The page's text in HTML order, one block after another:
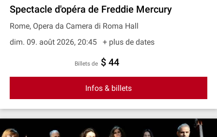
Spectacle d'opéra de Freddie Mercury
Rome, Opera da Camera di Roma Hall
dim. 09. août 2026, 20:45
+ plus de dates
Billets de $ 44
Infos & billets